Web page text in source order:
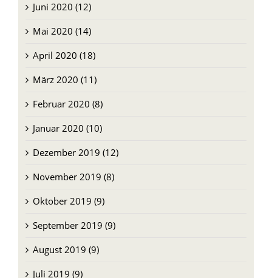
Juni 2020 (12)
Mai 2020 (14)
April 2020 (18)
März 2020 (11)
Februar 2020 (8)
Januar 2020 (10)
Dezember 2019 (12)
November 2019 (8)
Oktober 2019 (9)
September 2019 (9)
August 2019 (9)
Juli 2019 (9)